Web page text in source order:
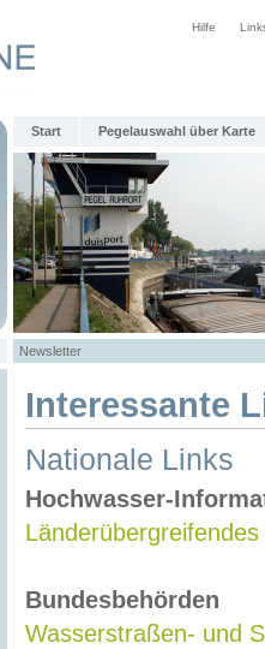
Hilfe
Start Pegelauswahl über Karte
Newsletter
Interessante
Nationale Links
Hochwasser-
Bundesbehörden
Wasserstraßen- und